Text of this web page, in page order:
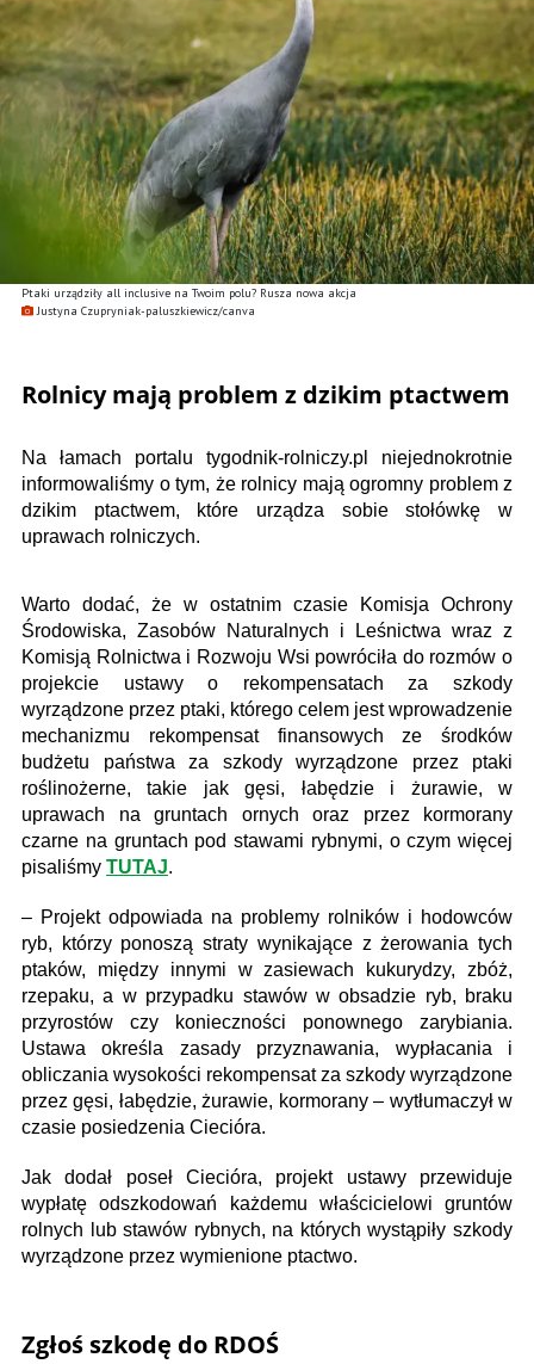
Ptaki urządziły all inclusive na Twoim polu? Rusza nowa akcja
Justyna Czupryniak-paluszkiewicz/canva
Rolnicy mają problem z dzikim ptactwem
Na łamach portalu tygodnik-rolniczy.pl niejednokrotnie
informowaliśmy o tym, że rolnicy mają ogromny problem z
dzikim ptactwem, które urządza sobie stołówkę w
uprawach rolniczych.
Warto dodać, że w ostatnim czasie Komisja Ochrony
Środowiska, Zasobów Naturalnych i Leśnictwa wraz z
Komisją Rolnictwa i Rozwoju Wsi powróciła do rozmów o
projekcie ustawy o rekompensatach za szkody
wyrządzone przez ptaki, którego celem jest wprowadzenie
mechanizmu rekompensat finansowych ze środków
budżetu państwa za szkody wyrządzone przez ptaki
roślinożerne, takie jak gęsi, łabędzie i żurawie, w
uprawach na gruntach ornych oraz przez kormorany
czarne na gruntach pod stawami rybnymi, o czym więcej
pisaliśmy TUTAJ.
– Projekt odpowiada na problemy rolników i hodowców
ryb, którzy ponoszą straty wynikające z żerowania tych
ptaków, między innymi w zasiewach kukurydzy, zbóż,
rzepaku, a w przypadku stawów w obsadzie ryb, braku
przyrostów czy konieczności ponownego zarybiania.
Ustawa określa zasady przyznawania, wypłacania i
obliczania wysokości rekompensat za szkody wyrządzone
przez gęsi, łabędzie, żurawie, kormorany – wytłumaczył w
czasie posiedzenia Ciecióra.
Jak dodał poseł Ciecióra, projekt ustawy przewiduje
wypłatę odszkodowań każdemu właścicielowi gruntów
rolnych lub stawów rybnych, na których wystąpiły szkody
wyrządzone przez wymienione ptactwo.
Zgłoś szkodę do RDOŚ